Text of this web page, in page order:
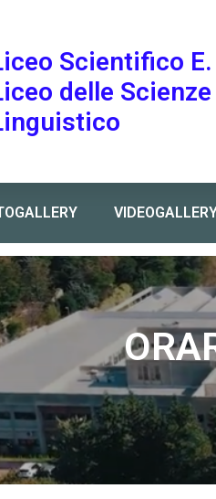
Scientifico
delle
12-16 settembre